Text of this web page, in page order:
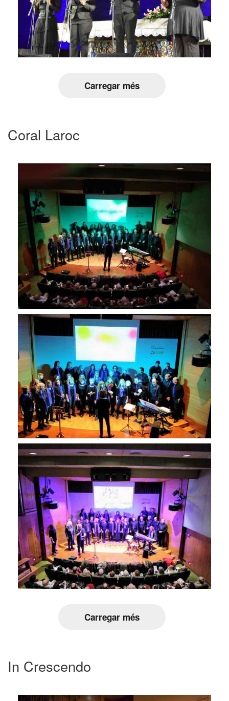
Carregar més
Coral Laroc
Carregar més
In Crescendo